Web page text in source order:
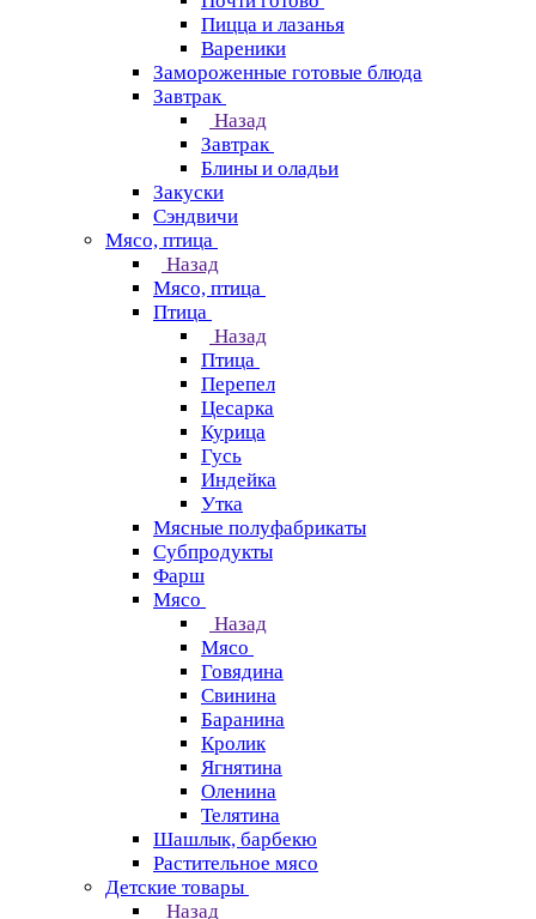
Пицца и лазанья
Вареники
Замороженные готовые блюда
Завтрак
Назад
Завтрак
Блины и оладьи
Закуски
Сэндвичи
Мясо, птица
Назад
Мясо, птица
Птица
Назад
Птица
Перепел
Цесарка
Курица
Гусь
Индейка
Утка
Мясные полуфабрикаты
Субпродукты
Фарш
Мясо
Назад
Мясо
Говядина
Свинина
Баранина
Кролик
Ягнятина
Оленина
Телятина
Шашлык, барбекю
Растительное мясо
Детские товары
Назад